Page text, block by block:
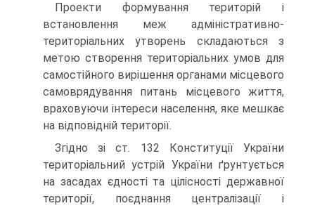
Проекти формування територій і
встановлення меж адміністративно-
територіальних утворень складаються з
метою створення територіальних умов для
самостійного вирішення органами місцевого
самоврядування питань місцевого життя,
враховуючи інтереси населення, яке мешкає
на відповідній території.
Згідно зі ст. 132 Конституції України
територіальний устрій України ґрунтується
на засадах єдності та цілісності державної
території, поєднання централізації і